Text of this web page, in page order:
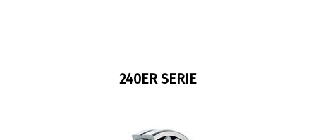
240ER SERIE